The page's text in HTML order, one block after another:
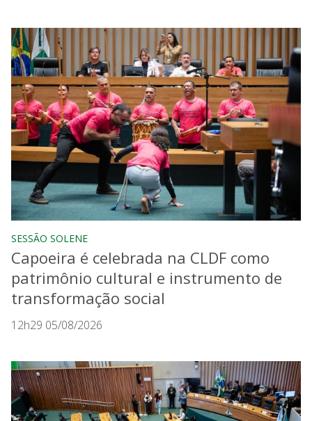
SESSÃO SOLENE
Capoeira é celebrada na CLDF como
patrimônio cultural e instrumento de
transformação social
12h29 05/08/2026